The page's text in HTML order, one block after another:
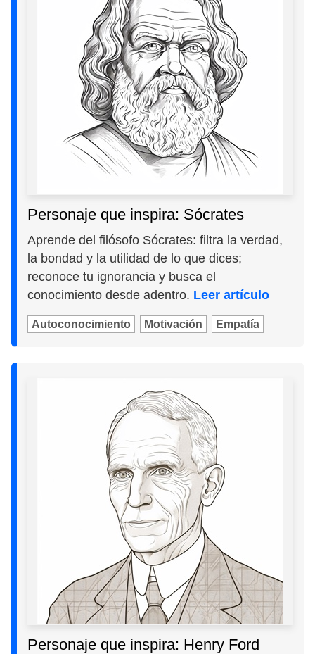
Personaje que inspira: Sócrates
Aprende del filósofo Sócrates: filtra la verdad,
la bondad y la utilidad de lo que dices;
reconoce tu ignorancia y busca el
conocimiento desde adentro. Leer artículo
Autoconocimiento Motivación Empatía
Personaje que inspira: Henry Ford